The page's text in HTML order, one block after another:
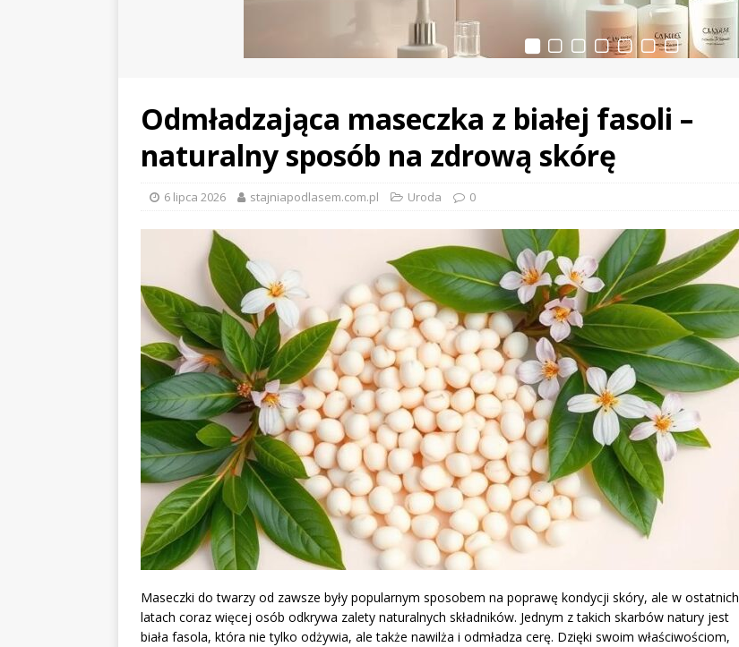
Odmładzająca maseczka z białej fasoli –
naturalny sposób na zdrową skórę
6 lipca 2026 stajniapodlasem.com.pl Uroda 0
Maseczki do twarzy od zawsze były popularnym sposobem na poprawę kondycji skóry, ale w ostatnich
latach coraz więcej osób odkrywa zalety naturalnych składników. Jednym z takich skarbów natury jest
biała fasola, która nie tylko odżywia, ale także nawilża i odmładza cerę. Dzięki swoim właściwościom,